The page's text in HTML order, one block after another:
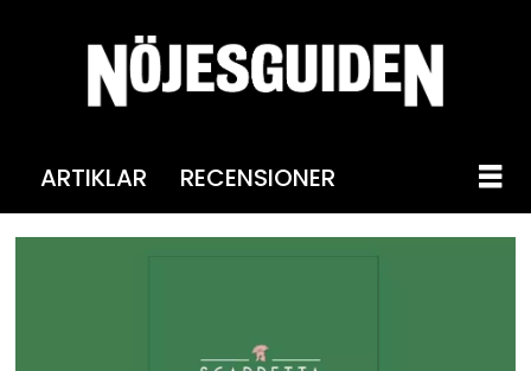
ARTIKLAR RECENSIONER